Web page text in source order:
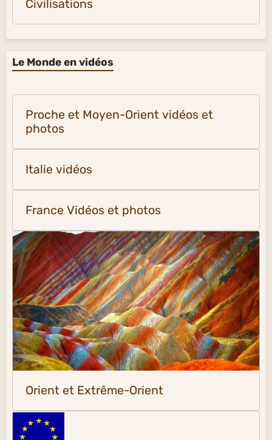
Civilisations
Le Monde en vidéos
Proche et Moyen-Orient vidéos et
photos
Italie vidéos
France Vidéos et photos
Orient et Extrême-Orient